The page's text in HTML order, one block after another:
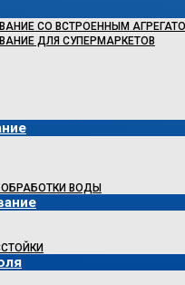
СО ВСТРОЕННЫМ
ДЛЯ СУПЕРМАРКЕТОВ
ВОДЫ